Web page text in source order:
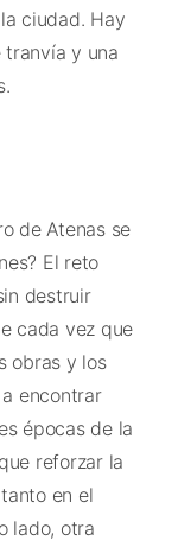
ciudad. Hay
tranvía y una
de Atenas se
El reto
destruir
cada vez que
obras y los
encontrar
épocas de la
reforzar la
en el
lado, otra